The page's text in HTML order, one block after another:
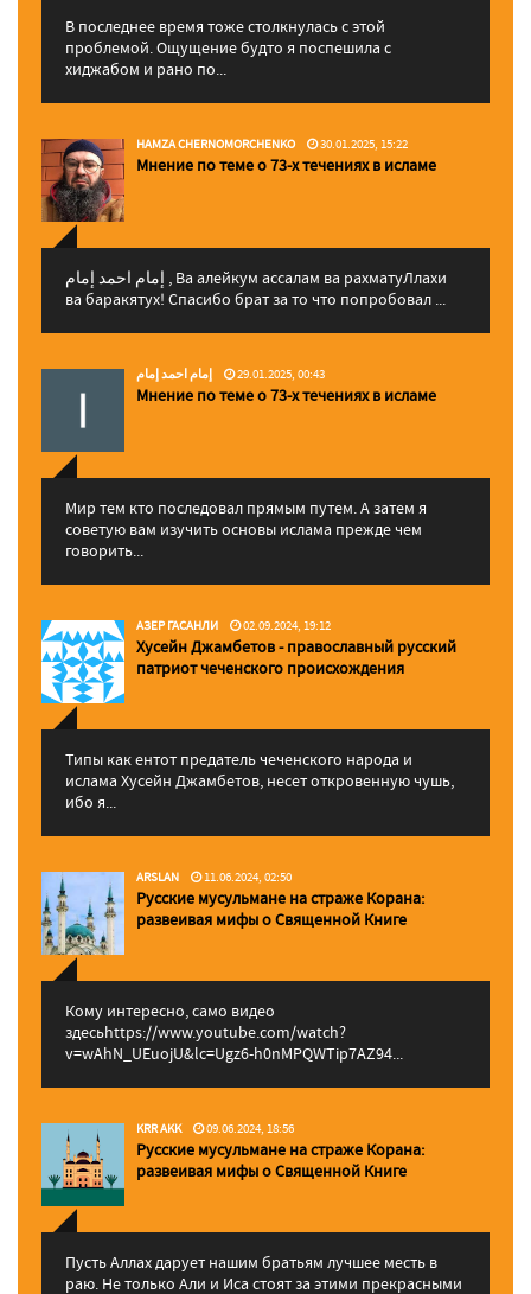
В последнее время тоже столкнулась с этой
проблемой. Ощущение будто я поспешила с
хиджабом и рано по...
HAMZA CHERNOMORCHENKO 30.01.2025, 15:22
Мнение по теме о 73-х течениях в исламе
إمام احمد إمام , Ва алейкум ассалам ва рахматуЛлахи
ва баракятух! Спасибо брат за то что попробовал ...
إمام احمد إمام 29.01.2025, 00:43
Мнение по теме о 73-х течениях в исламе
Мир тем кто последовал прямым путем. А затем я
советую вам изучить основы ислама прежде чем
говорить...
АЗЕР ГАСАНЛИ 02.09.2024, 19:12
Хусейн Джамбетов - православный русский
патриот чеченского происхождения
Типы как ентот предатель чеченского народа и
ислама Хусейн Джамбетов, несет откровенную чушь,
ибо я...
ARSLAN 11.06.2024, 02:50
Русские мусульмане на страже Корана:
pазвеивая мифы о Священной Книге
Кому интересно, само видео
здесьhttps://www.youtube.com/watch?
v=wAhN_UEuojU&lc=Ugz6-h0nMPQWTip7AZ94...
KRR AKK 09.06.2024, 18:56
Русские мусульмане на страже Корана:
pазвеивая мифы о Священной Книге
Пусть Аллах дарует нашим братьям лучшее месть в
раю. Не только Али и Иса стоят за этими прекрасными